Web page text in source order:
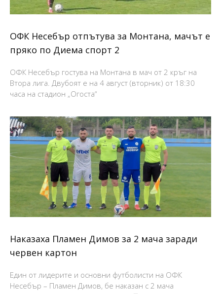
ОФК Несебър отпътува за Монтана, мачът е
пряко по Диема спорт 2
ОФК Несебър гостува на Монтана в мач от 2 кръг на
Втора лига. Двубоят е на 4 август (вторник) от 18:30
часа на стадион „Огоста“
Наказаха Пламен Димов за 2 мача заради
червен картон
Един от лидерите и основни футболисти на ОФК
Несебър – Пламен Димов, бе наказан с 2 мача